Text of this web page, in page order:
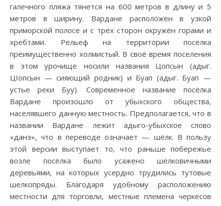
галечного пляжа тянется на 600 метров в длину и 5
метров в ширину. Вардане расположен в узкой
приморской полосе и с трёх сторон окружён горами и
хребтами. Рельеф на территории посёлка
преимущественно холмистый. В своё время поселения
в этом урочище носили названия Цопсын (адыг.
ЦIопсын — сияющий родник) и Буап (адыг. Буап —
устье реки Буу). Современное название посёлка
Вардане произошло от убыхского общества,
населявшего данную местность. Предполагается, что в
названии Вардане лежит адыго-убыхское слово
«данэ», что в переводе означает — шёлк. В пользу
этой версии выступает то, что раньше побережье
возле посёлка было усажено шелковичными
деревьями, на которых усердно трудились тутовые
шелкопряды. Благодаря удобному расположению
местности для торговли, местные племена черкесов